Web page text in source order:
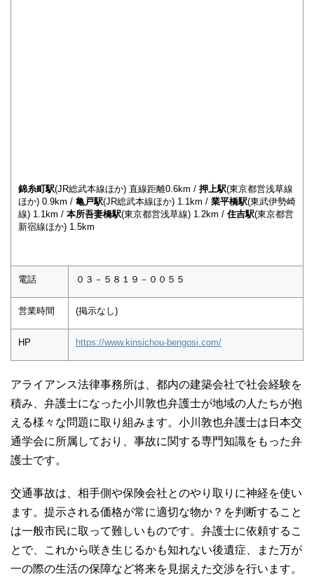
錦糸町駅(JR総武本線ほか) 直線距離0.6km / 押上駅(東京都営浅草線
ほか) 0.9km / 亀戸駅(JR総武本線ほか) 1.1km / 業平橋駅(東武伊勢崎
線) 1.1km / 本所吾妻橋駅(東京都営浅草線) 1.2km / 住吉駅(東京都営
新宿線ほか) 1.5km
電話 ０３－５８１９－００５５
営業時間 (掲示なし)
HP https://www.kinsichou-bengosi.com/
アライアンス法律事務所は、都内の建築会社で社会経験を
積み、弁護士になった小川敦也弁護士が地域の人たちが抱
える様々な問題に取り組みます。小川敦也弁護士は日本交
通学会に所属しており、事故に関する専門知識をもった弁
護士です。
交通事故は、相手側や保険会社とのやり取りに神経を使い
ます。提示される価格が常に適切な物か？を判断すること
は一般市民に取って難しいものです。弁護士に依頼するこ
とで、これから咲き生じるかも知れない後遺症、また万が
一の際の生活の保障など将来を見据えた交渉を行います。